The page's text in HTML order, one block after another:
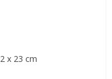
x 23 cm